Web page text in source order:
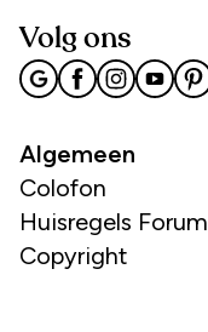
Volg ons
Algemeen
Colofon
Huisregels Forum
Copyright